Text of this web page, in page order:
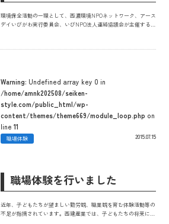
環境保全活動の一環として、西濃環境NPOネットワーク、アース
デイいびがわ実行委員会、いびNPO法人連絡協議会が主催する揖
Warning: Undefined array key 0 in
/home/amnk202508/seiken-
style.com/public_html/wp-
content/themes/theme669/module_loop.php on
line 11
職場体験 2015.07.15
職場体験を行いました
近年、子どもたちが望ましい勤労観、職業観を育む体験活動等の
不足が指摘されています。西建産業では、子どもたちの将来に夢